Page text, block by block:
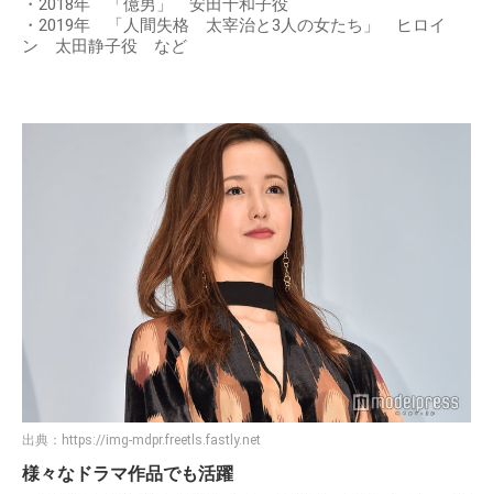
・2018年 「億男」 安田十和子役
・2019年 「人間失格 太宰治と3人の女たち」 ヒロイ
ン 太田静子役 など
出典： https://img-mdpr.freetls.fastly.net
様々なドラマ作品でも活躍